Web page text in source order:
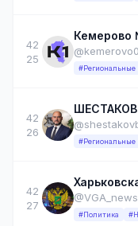
42
25
Кемерово
#Региональные
42
26
#Региональные
42
27
@VGA_news
#Политика